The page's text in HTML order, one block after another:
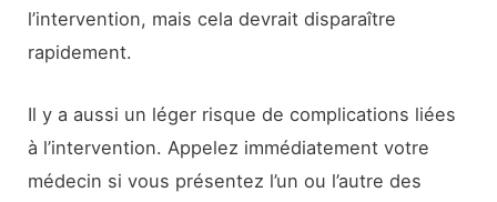
l’intervention, mais cela devrait disparaître
rapidement.
Il y a aussi un léger risque de complications liées
à l’intervention. Appelez immédiatement votre
médecin si vous présentez l’un ou l’autre des